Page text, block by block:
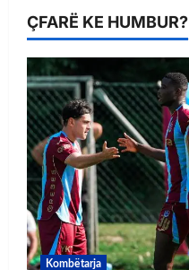
ÇFARË KE HUMBUR?
Kombëtarja